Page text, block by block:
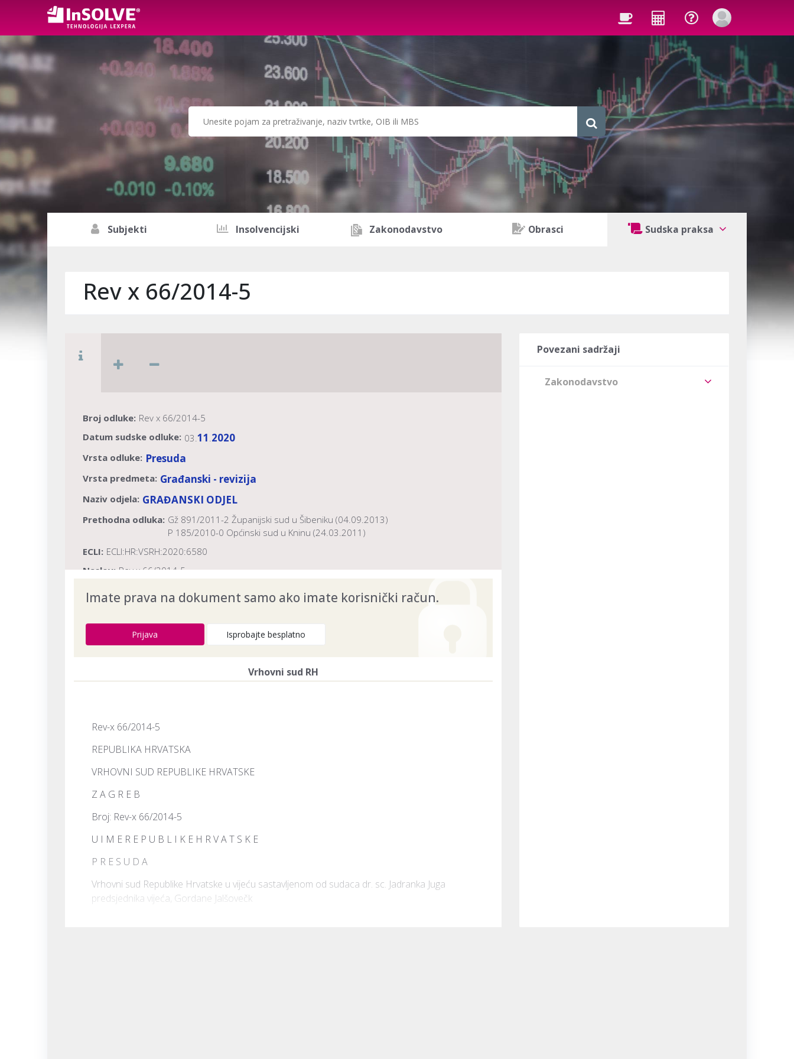
Subjekti Insolvencijski Zakonodavstvo Obrasci Sudska praksa
Rev x 66/2014-5
Broj odluke: Rev x 66/2014-5
Datum sudske odluke: 03.11 .2020
Vrsta odluke: Presuda
Vrsta predmeta: Građanski - revizija
Naziv odjela: GRAĐANSKI ODJEL
Prethodna odluka: Gž 891/2011-2 Županijski sud u Šibeniku (04.09.2013)
P 185/2010-0 Općinski sud u Kninu (24.03.2011)
ECLI: ECLI:HR:VSRH:2020:6580
Naslov: Rev x 66/2014-5
Imate prava na dokument samo ako imate korisnički račun.
Prijava Isprobajte besplatno
Vrhovni sud RH
Rev-x 66/2014-5
REPUBLIKA HRVATSKA
VRHOVNI SUD REPUBLIKE HRVATSKE
Z A G R E B
Broj: Rev-x 66/2014-5
U I M E R E P U B L I K E H R V A T S K E
P R E S U D A
Vrhovni sud Republike Hrvatske u vijeću sastavljenom od sudaca dr. sc. Jadranka Juga
predsjednika vijeća, Gordane Jalšovečk
Povezani sadržaji
Zakonodavstvo